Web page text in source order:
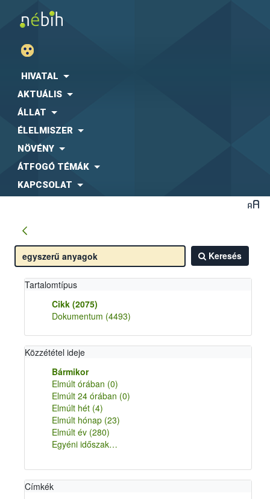
HIVATAL
AKTUÁLIS
ÁLLAT
ÉLELMISZER
NÖVÉNY
ÁTFOGÓ TÉMÁK
KAPCSOLAT
Keresés
Tartalomtípus
Cikk (2075)
Dokumentum (4493)
Közzététel ideje
Bármikor
Elmúlt órában (0)
Elmúlt 24 órában (0)
Elmúlt hét (4)
Elmúlt hónap (23)
Elmúlt év (280)
Egyéni időszak…
Címkék